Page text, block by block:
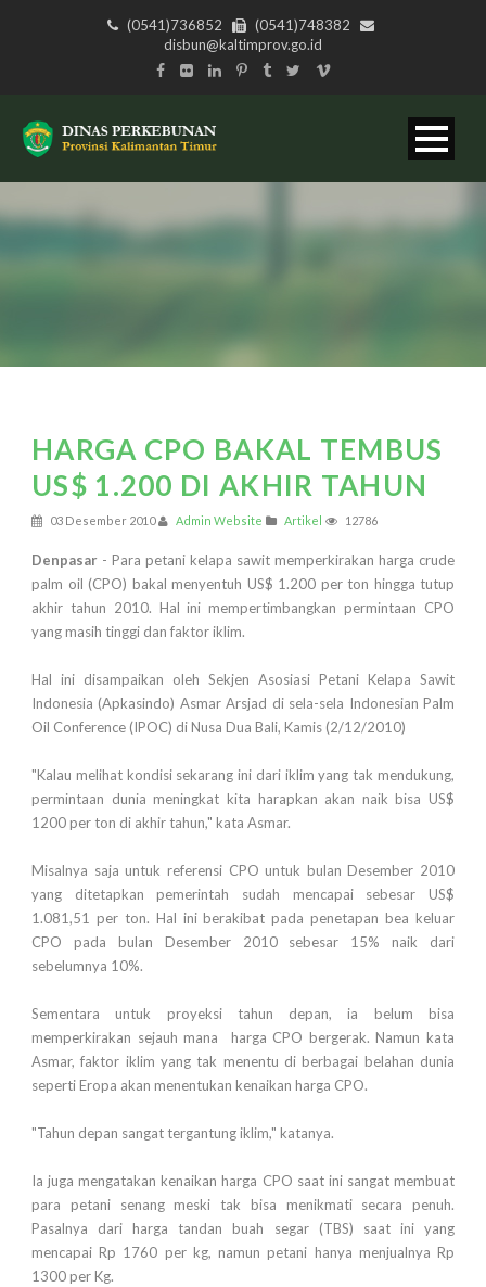
(0541)736852
(0541)748382
disbun@kaltimprov.go.id
HARGA CPO BAKAL TEMBUS
US$ 1.200 DI AKHIR TAHUN
03 Desember 2010 Admin Website Artikel 12786
Denpasar - Para petani kelapa sawit memperkirakan harga crude
palm oil (CPO) bakal menyentuh US$ 1.200 per ton hingga tutup
akhir tahun 2010. Hal ini mempertimbangkan permintaan CPO
yang masih tinggi dan faktor iklim.
Hal ini disampaikan oleh Sekjen Asosiasi Petani Kelapa Sawit
Indonesia (Apkasindo) Asmar Arsjad di sela-sela Indonesian Palm
Oil Conference (IPOC) di Nusa Dua Bali, Kamis (2/12/2010)
"Kalau melihat kondisi sekarang ini dari iklim yang tak mendukung,
permintaan dunia meningkat kita harapkan akan naik bisa US$
1200 per ton di akhir tahun," kata Asmar.
Misalnya saja untuk referensi CPO untuk bulan Desember 2010
yang ditetapkan pemerintah sudah mencapai sebesar US$
1.081,51 per ton. Hal ini berakibat pada penetapan bea keluar
CPO pada bulan Desember 2010 sebesar 15% naik dari
sebelumnya 10%.
Sementara untuk proyeksi tahun depan, ia belum bisa
memperkirakan sejauh mana harga CPO bergerak. Namun kata
Asmar, faktor iklim yang tak menentu di berbagai belahan dunia
seperti Eropa akan menentukan kenaikan harga CPO.
"Tahun depan sangat tergantung iklim," katanya.
Ia juga mengatakan kenaikan harga CPO saat ini sangat membuat
para petani senang meski tak bisa menikmati secara penuh.
Pasalnya dari harga tandan buah segar (TBS) saat ini yang
mencapai Rp 1760 per kg, namun petani hanya menjualnya Rp
1300 per Kg.